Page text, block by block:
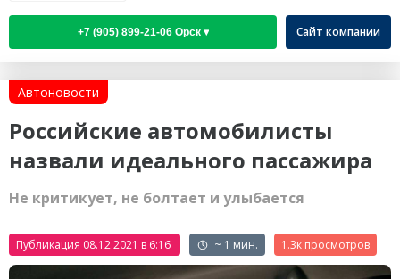
Сайт компании
Автоновости
Российские автомобилисты
назвали идеального пассажира
Не критикует, не болтает и улыбается
Публикация 08.12.2021 в 6:16 ~ 1 мин. 1.3к